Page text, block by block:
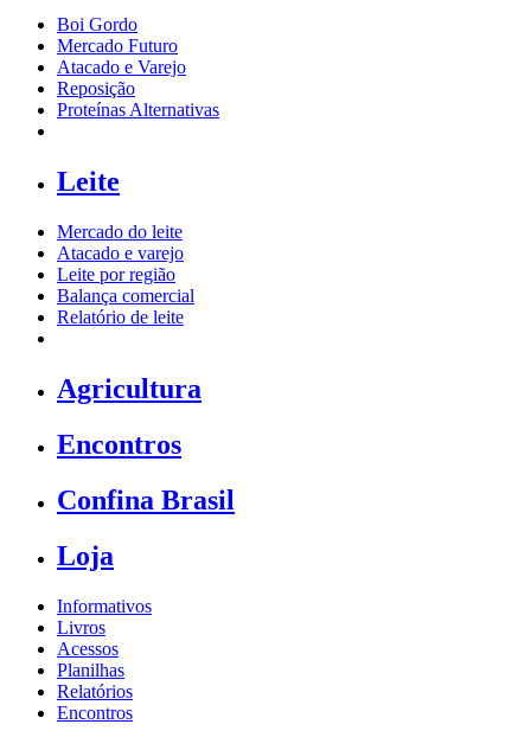
Boi Gordo
Mercado Futuro
Atacado e Varejo
Reposição
Proteínas Alternativas
Leite
Mercado do leite
Atacado e varejo
Leite por região
Balança comercial
Relatório de leite
Agricultura
Encontros
Confina Brasil
Loja
Informativos
Livros
Acessos
Planilhas
Relatórios
Encontros